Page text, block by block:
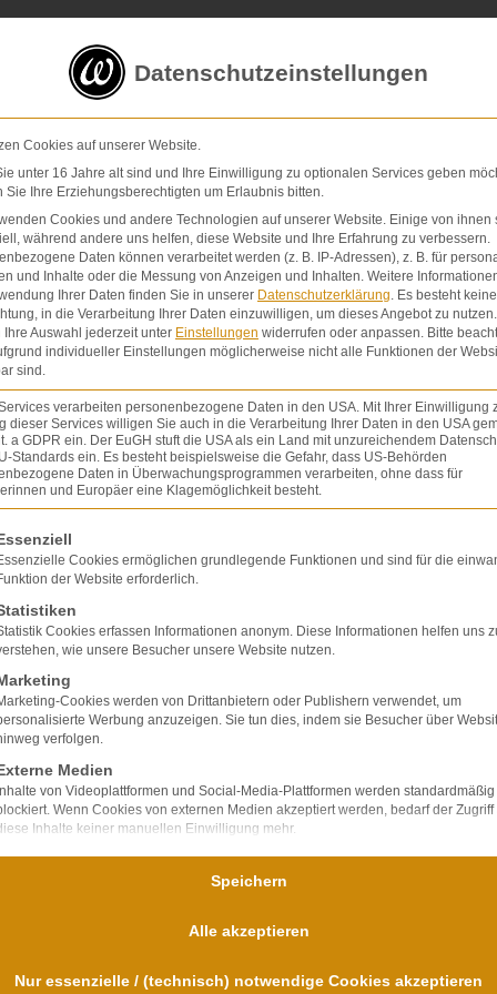
E-Mail
& Schadensersatz
Die Anästhesie wird durch
Überdosierung,Aspiration(Eindringen von
ausschließlich
verfügen über
Unfallfolgen und
uns im
Datenschutzeinstellungen
Cookies auf unserer Website.
unter 16 Jahre alt sind und Ihre Einwilligung zu optionalen Services geben
Sie Ihre Erziehungsberechtigten um Erlaubnis bitten.
Cookies und andere Technologien auf unserer Website. Einige von ihnen
während andere uns helfen, diese Website und Ihre Erfahrung zu verbessern.
Daten können verarbeitet werden (z. B. IP-Adressen), z. B. für
und Inhalte oder die Messung von Anzeigen und Inhalten. Weitere
Ihrer Daten finden Sie in unserer Datenschutzerklärung. Es besteht keine
in die Verarbeitung Ihrer Daten einzuwilligen, um dieses Angebot zu nutzen.
Ihre Auswahl jederzeit unter Einstellungen widerrufen oder anpassen. Bitte
individueller Einstellungen möglicherweise nicht alle Funktionen der
sind.
verarbeiten personenbezogene Daten in den USA. Mit Ihrer Einwilligung
dieser Services willigen Sie auch in die Verarbeitung Ihrer Daten in den USA
a GDPR ein. Der EuGH stuft die USA als ein Land mit unzureichendem
Standards ein. Es besteht beispielsweise die Gefahr, dass US-Behörden
Daten in Überwachungsprogrammen verarbeiten, ohne dass für
und Europäer eine Klagemöglichkeit besteht.
eine Liste der Service-Gruppen, für die eine
Cookies ermöglichen grundlegende Funktionen und sind für die
der Website erforderlich.
Cookies erfassen Informationen anonym. Diese Informationen helfen uns
wie unsere Besucher unsere Website nutzen.
Cookies werden von Drittanbietern oder Publishern verwendet, um
Werbung anzuzeigen. Sie tun dies, indem sie Besucher über
verfolgen.
Medien
Inhalte von Videoplattformen und Social-Media-Plattformen werden standardmäßig
Wenn Cookies von externen Medien akzeptiert werden, bedarf der Zugriff
Inhalte keiner manuellen Einwilligung mehr.
Speichern
Alle akzeptieren
Nur essenzielle / (technisch) notwendige Cookies akzeptieren